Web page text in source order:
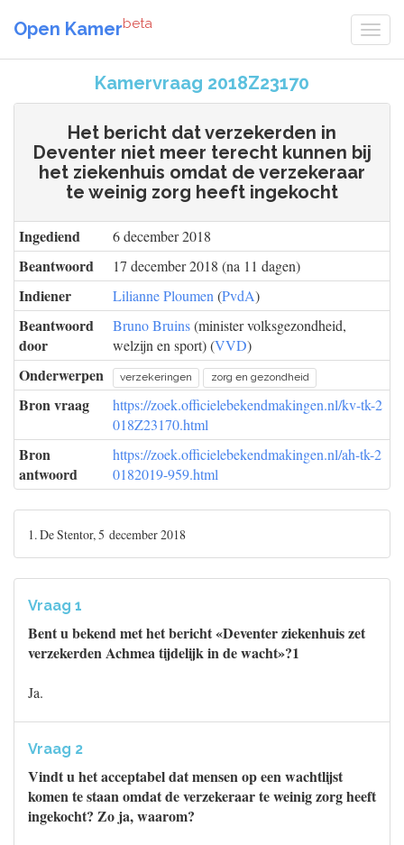
Open Kamerbeta
Kamervraag 2018Z23170
Het bericht dat verzekerden in
Deventer niet meer terecht kunnen bij
het ziekenhuis omdat de verzekeraar
te weinig zorg heeft ingekocht
Ingediend 6 december 2018
Beantwoord 17 december 2018 (na 11 dagen)
Indiener Lilianne Ploumen (PvdA)
Beantwoord
door
Bruno Bruins(minister volksgezondheid,
welzijn en sport) (VVD)
Onderwerpen verzekeringen zorg en gezondheid
Bron vraag
https://zoek.officielebekendmakingen.nl/kv-tk-2
018Z23170.html
Bron
antwoord
https://zoek.officielebekendmakingen.nl/ah-tk-2
0182019-959.html
1. De Stentor, 5 december 2018
Vraag 1
Bent u bekend met het bericht «Deventer ziekenhuis zet
verzekerden Achmea tijdelijk in de wacht»?1
Ja.
Vraag 2
Vindt u het acceptabel dat mensen op een wachtlijst
komen te staan omdat de verzekeraar te weinig zorg heeft
ingekocht? Zo ja, waarom?